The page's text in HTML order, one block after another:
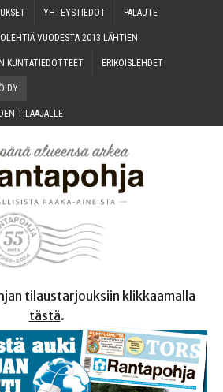
YHTEYS­TIE­DOT PALAU­TE
VUO­DES­TA 2013 LÄHTIEN
IIN KUN­TA­TIE­DOT­TEET ERI­KOIS­LEH­DET
TILAAJALLE
tilaustarjouksiin klikkaamalla
tästä.